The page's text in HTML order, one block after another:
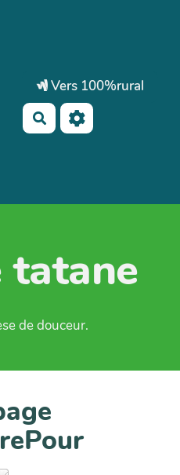
Vers 100%rural
Rechercher
tatane
de douceur.